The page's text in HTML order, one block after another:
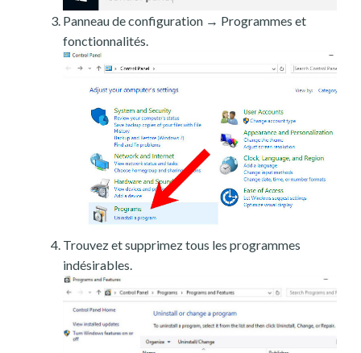
Panneau de configuration → Programmes et
fonctionnalités.
Trouvez et supprimez tous les programmes
indésirables.